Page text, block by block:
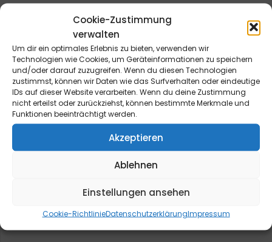
Cookie-Zustimmung
verwalten
Um dir ein optimales Erlebnis zu bieten, verwenden wir
Technologien wie Cookies, um Geräteinformationen zu speichern
und/oder darauf zuzugreifen. Wenn du diesen Technologien
zustimmst, können wir Daten wie das Surfverhalten oder eindeutige
IDs auf dieser Website verarbeiten. Wenn du deine Zustimmung
nicht erteilst oder zurückziehst, können bestimmte Merkmale und
Funktionen beeinträchtigt werden.
Akzeptieren
Ablehnen
Einstellungen ansehen
Cookie-RichtlinieDatenschutzerklärungImpressum
blmedien.de
blgastro.de
diehaccpapp.de